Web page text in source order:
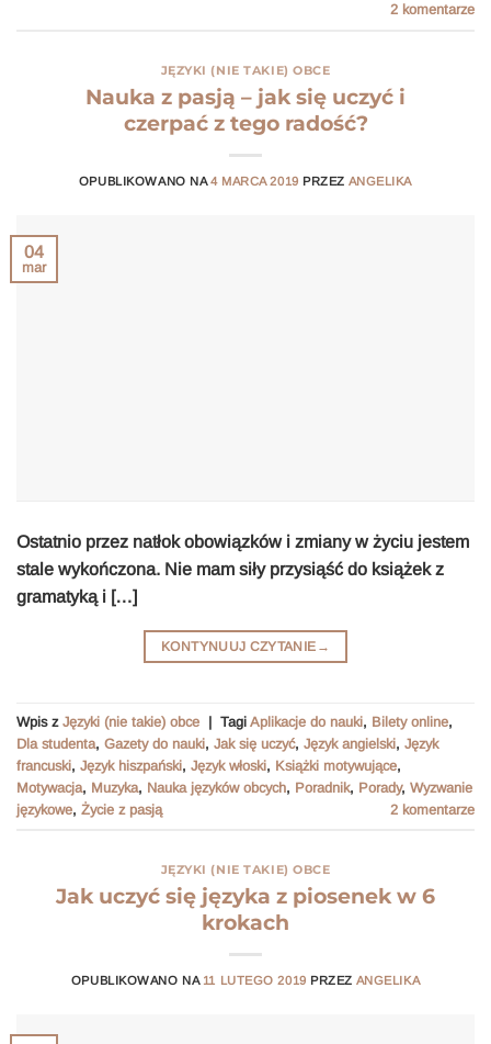
2 komentarze
JĘZYKI (NIE TAKIE) OBCE
Nauka z pasją – jak się uczyć i
czerpać z tego radość?
OPUBLIKOWANO NA4 MARCA 2019 PRZEZ ANGELIKA
04
mar
Ostatnio przez natłok obowiązków i zmiany w życiu jestem
stale wykończona. Nie mam siły przysiąść do książek z
gramatyką i […]
KONTYNUUJ CZYTANIE →
Wpis z Języki (nie takie) obce | Tagi Aplikacje do nauki, Bilety online,
Dla studenta, Gazety do nauki, Jak się uczyć, Język angielski, Język
francuski, Język hiszpański, Język włoski, Książki motywujące,
Motywacja, Muzyka, Nauka języków obcych, Poradnik, Porady, Wyzwanie
językowe, Życie z pasją 2 komentarze
JĘZYKI (NIE TAKIE) OBCE
Jak uczyć się języka z piosenek w 6
krokach
OPUBLIKOWANO NA 11 LUTEGO 2019 PRZEZ ANGELIKA